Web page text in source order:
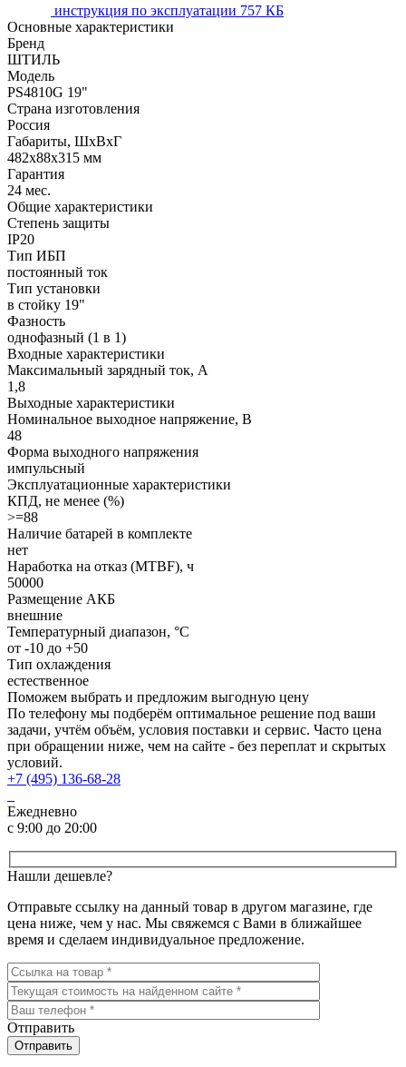
инструкция по эксплуатации 757 КБ
Основные характеристики
Бренд
ШТИЛЬ
Модель
PS4810G 19"
Страна изготовления
Россия
Габариты, ШхВхГ
482х88х315 мм
Гарантия
24 мес.
Общие характеристики
Степень защиты
IP20
Тип ИБП
постоянный ток
Тип установки
в стойку 19"
Фазность
однофазный (1 в 1)
Входные характеристики
Максимальный зарядный ток, А
1,8
Выходные характеристики
Номинальное выходное напряжение, В
48
Форма выходного напряжения
импульсный
Эксплуатационные характеристики
КПД, не менее (%)
>=88
Наличие батарей в комплекте
нет
Наработка на отказ (MTBF), ч
50000
Размещение АКБ
внешние
Температурный диапазон, °C
от -10 до +50
Тип охлаждения
естественное
Поможем выбрать и предложим выгодную цену
По телефону мы подберём оптимальное решение под ваши
задачи, учтём объём, условия поставки и сервис. Часто цена
при обращении ниже, чем на сайте - без переплат и скрытых
условий.
+7 (495) 136-68-28
Ежедневно
с 9:00 до 20:00
Нашли дешевле?
Отправьте ссылку на данный товар в другом магазине, где
цена ниже, чем у нас. Мы свяжемся с Вами в ближайшее
время и сделаем индивидуальное предложение.
Отправить